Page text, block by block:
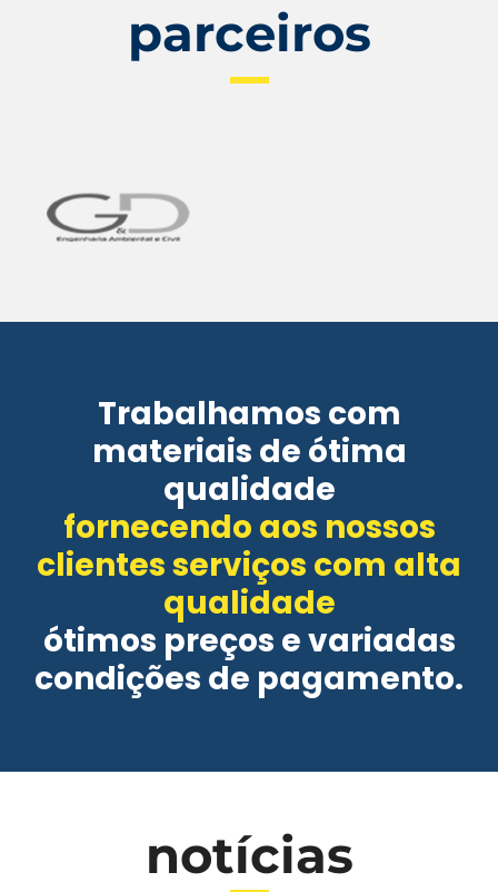
parceiros
Trabalhamos com
materiais de ótima
qualidade
fornecendo aos nossos
clientes serviços com alta
qualidade
ótimos preços e variadas
condições de pagamento.
notícias